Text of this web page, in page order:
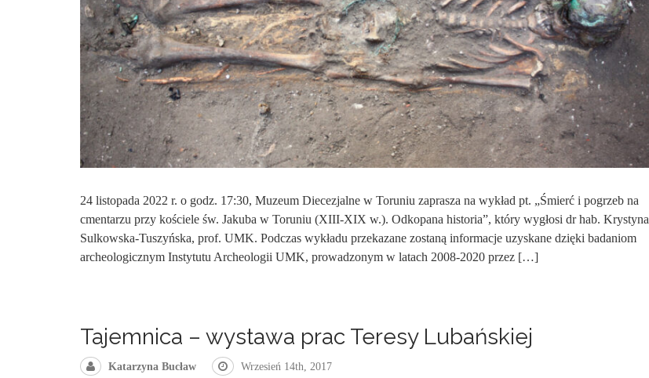
24 listopada 2022 r. o godz. 17:30, Muzeum Diecezjalne w Toruniu zaprasza na wykład pt. „Śmierć i pogrzeb na
cmentarzu przy kościele św. Jakuba w Toruniu (XIII-XIX w.). Odkopana historia”, który wygłosi dr hab. Krystyna
Sulkowska-Tuszyńska, prof. UMK. Podczas wykładu przekazane zostaną informacje uzyskane dzięki badaniom
archeologicznym Instytutu Archeologii UMK, prowadzonym w latach 2008-2020 przez […]
Tajemnica – wystawa prac Teresy Lubańskiej
Katarzyna Bucław Wrzesień 14th, 2017